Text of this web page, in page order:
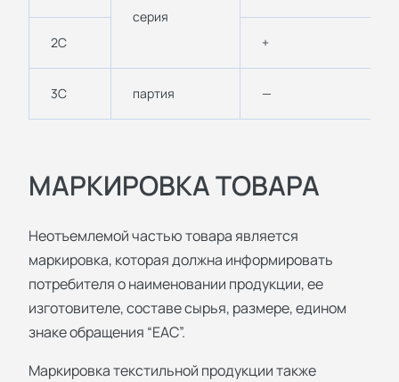
серия
2С +
3С партия —
МАРКИРОВКА ТОВАРА
Неотъемлемой частью товара является
маркировка, которая должна информировать
потребителя о наименовании продукции, ее
изготовителе, составе сырья, размере, едином
знаке обращения “ЕАС”.
Маркировка текстильной продукции также